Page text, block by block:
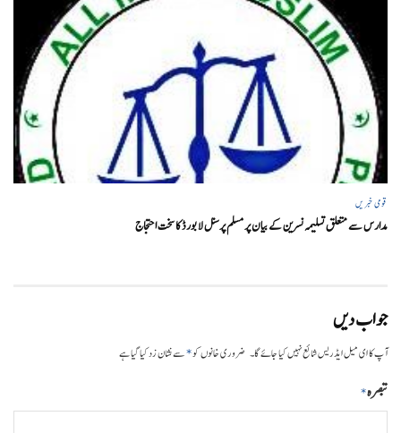
قومی خبریں
مدارس سے متعلق تسلیمہ نسرین کے بیان پر مسلم پرسنل لا بورڈ کا سخت احتجاج
جواب دیں
آپ کا ای میل ایڈریس شائع نہیں کیا جائے گا۔ ضروری خانوں کو*سے نشان زد کیا گیا ہے
تبصرہ*